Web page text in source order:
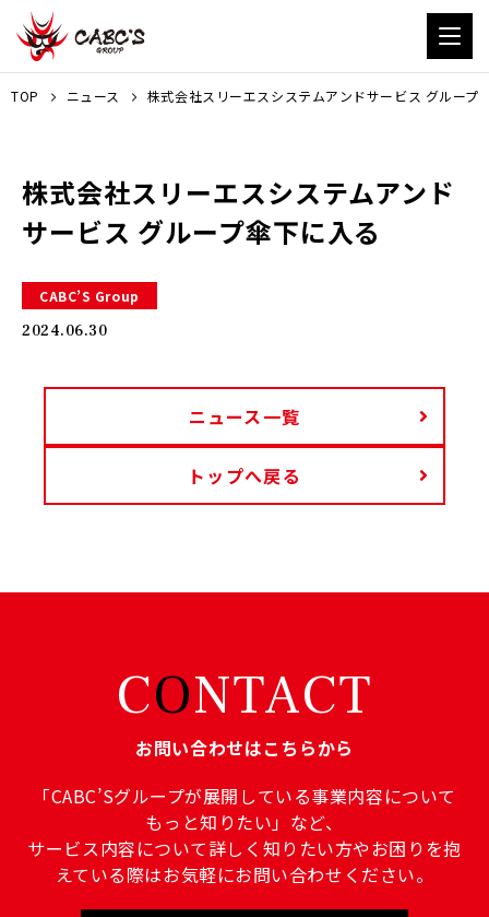
TOP ニュース 株式会社スリーエスシステムアンドサービス グループ
株式会社スリーエスシステムアンド
サービス グループ傘下に入る
CABC’S Group
2024.06.30
ニュース一覧
トップへ戻る
CONTACT
お問い合わせはこちらから
「CABC’Sグループが展開している事業内容について
もっと知りたい」など、
サービス内容について詳しく知りたい方やお困りを抱
えている際はお気軽にお問い合わせください。